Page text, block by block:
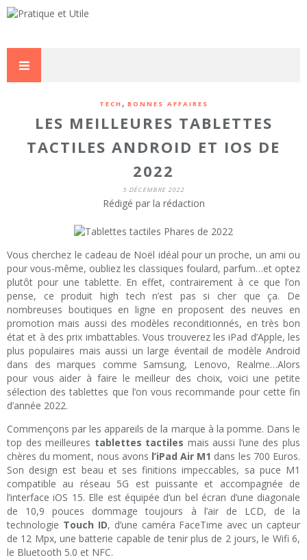
TECH , BONNES AFFAIRES
LES MEILLEURES TABLETTES
TACTILES ANDROID ET IOS DE
2022
5 DÉCEMBRE 2022
Rédigé par la rédaction
Vous cherchez le cadeau de Noël idéal pour un proche, un ami ou
pour vous-même, oubliez les classiques foulard, parfum…et optez
plutôt pour une tablette. En effet, contrairement à ce que l’on
pense, ce produit high tech n’est pas si cher que ça. De
nombreuses boutiques en ligne en proposent des neuves en
promotion mais aussi des modèles reconditionnés, en très bon
état et à des prix imbattables. Vous trouverez les iPad d’Apple, les
plus populaires mais aussi un large éventail de modèle Android
dans des marques comme Samsung, Lenovo, Realme…Alors
pour vous aider à faire le meilleur des choix, voici une petite
sélection des tablettes que l’on vous recommande pour cette fin
d’année 2022.
Commençons par les appareils de la marque à la pomme. Dans le
top des meilleures tablettes tactiles mais aussi l’une des plus
chères du moment, nous avons l’iPad Air M1 dans les 700 Euros.
Son design est beau et ses finitions impeccables, sa puce M1
compatible au réseau 5G est puissante et accompagnée de
l’interface iOS 15. Elle est équipée d’un bel écran d’une diagonale
de 10,9 pouces dommage toujours à l’air de LCD, de la
technologie Touch ID, d’une caméra FaceTime avec un capteur
de 12 Mpx, une batterie capable de tenir plus de 2 jours, le Wifi 6,
le Bluetooth 5.0 et NFC.